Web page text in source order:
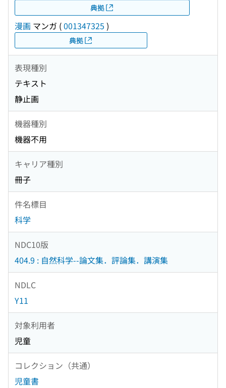
典拠
漫画 マンガ (001347325 )
典拠
表現種別
テキスト
静止画
機器種別
機器不用
キャリア種別
冊子
件名標目
科学
NDC10版
404.9 : 自然科学--論文集．評論集．講演集
NDLC
Y11
対象利用者
児童
コレクション（共通）
児童書